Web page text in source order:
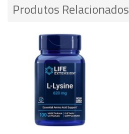
Produtos Relacionados